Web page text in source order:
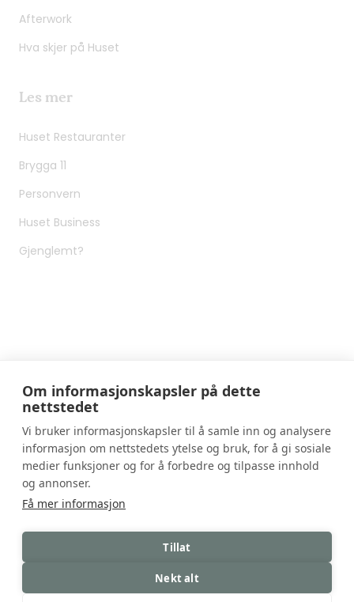
Om informasjonskapsler på dette
nettstedet
Vi bruker informasjonskapsler til å samle inn og analysere
informasjon om nettstedets ytelse og bruk, for å gi sosiale
medier funksjoner og for å forbedre og tilpasse innhold
og annonser.
Få mer informasjon
Tillat
Nekt alt
Afterwork
Hva skjer på Huset
Les mer
Huset Restauranter
Brygga 11
Personvern
Huset Business
Gjenglemt?
Huset Sandefjord
+47 95 55 57 58
velkommen@husetsandefjord.no
Jobb
© 2026 Huset Sandefjord | En del av Huset
Powered bygoCre8